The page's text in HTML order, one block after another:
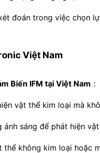
đoán trong việc chọn
Việt Nam
Biến IFM tại Việt Nam :
vật thể kim loại mà
ánh sáng để phát hiện
thể không kim loại hoặc